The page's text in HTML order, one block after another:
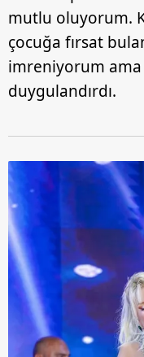
mutlu oluyorum.
çocuğa fırsat
imreniyorum ama
duygulandırdı.